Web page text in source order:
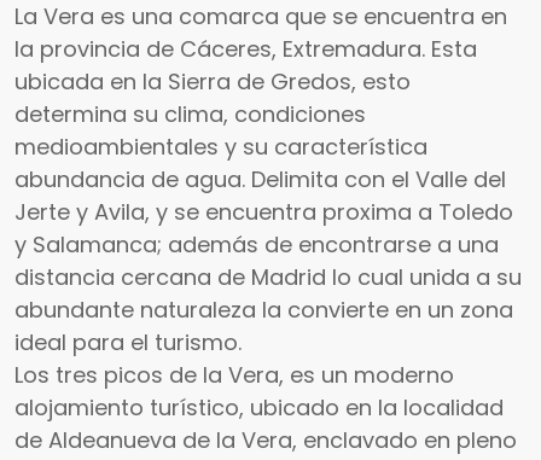
La Vera es una comarca que se encuentra en
la provincia de Cáceres, Extremadura. Esta
ubicada en la Sierra de Gredos, esto
determina su clima, condiciones
medioambientales y su característica
abundancia de agua. Delimita con el Valle del
Jerte y Avila, y se encuentra proxima a Toledo
y Salamanca; además de encontrarse a una
distancia cercana de Madrid lo cual unida a su
abundante naturaleza la convierte en un zona
ideal para el turismo.
Los tres picos de la Vera, es un moderno
alojamiento turístico, ubicado en la localidad
de Aldeanueva de la Vera, enclavado en pleno